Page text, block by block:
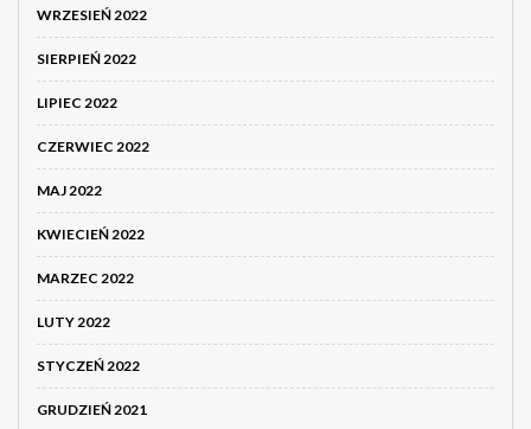
WRZESIEŃ 2022
SIERPIEŃ 2022
LIPIEC 2022
CZERWIEC 2022
MAJ 2022
KWIECIEŃ 2022
MARZEC 2022
LUTY 2022
STYCZEŃ 2022
GRUDZIEŃ 2021